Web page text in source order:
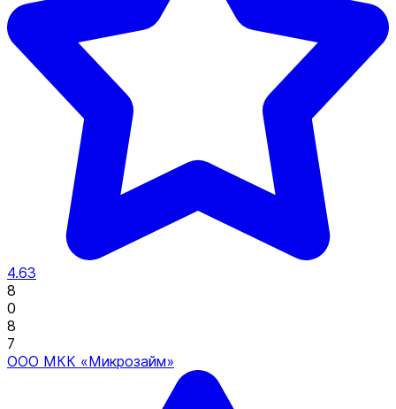
4.63
8
0
8
7
ООО МКК «Микрозайм»